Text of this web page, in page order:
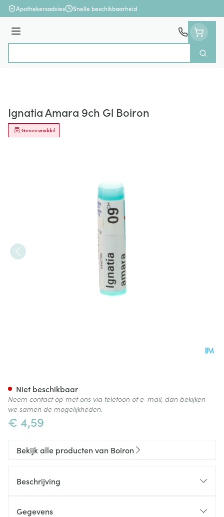
Ga naar de inhoud
Apothekersadvies Snelle beschikbaarheid
Menu
Zoek
Ignatia Amara 9ch Gl Boiron
Geneesmiddel
€ 4,59
Niet beschikbaar
Neem contact op met ons via telefoon of e-mail, dan bekijken
we samen de mogelijkheden.
Bekijk alle producten van Boiron
Beschrijving
Gegevens